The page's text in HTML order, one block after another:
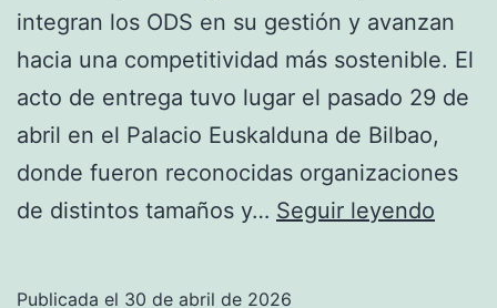
integran los ODS en su gestión y avanzan
hacia una competitividad más sostenible. El
acto de entrega tuvo lugar el pasado 29 de
abril en el Palacio Euskalduna de Bilbao,
donde fueron reconocidas organizaciones
de distintos tamaños y… Seguir leyendo
Publicada el 30 de abril de 2026